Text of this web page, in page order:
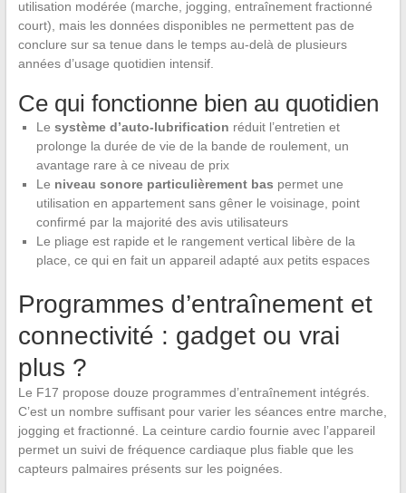
utilisation modérée (marche, jogging, entraînement fractionné
court), mais les données disponibles ne permettent pas de
conclure sur sa tenue dans le temps au-delà de plusieurs
années d’usage quotidien intensif.
Ce qui fonctionne bien au quotidien
Le système d’auto-lubrification réduit l’entretien et
prolonge la durée de vie de la bande de roulement, un
avantage rare à ce niveau de prix
Le niveau sonore particulièrement bas permet une
utilisation en appartement sans gêner le voisinage, point
confirmé par la majorité des avis utilisateurs
Le pliage est rapide et le rangement vertical libère de la
place, ce qui en fait un appareil adapté aux petits espaces
Programmes d’entraînement et
connectivité : gadget ou vrai
plus ?
Le F17 propose douze programmes d’entraînement intégrés.
C’est un nombre suffisant pour varier les séances entre marche,
jogging et fractionné. La ceinture cardio fournie avec l’appareil
permet un suivi de fréquence cardiaque plus fiable que les
capteurs palmaires présents sur les poignées.